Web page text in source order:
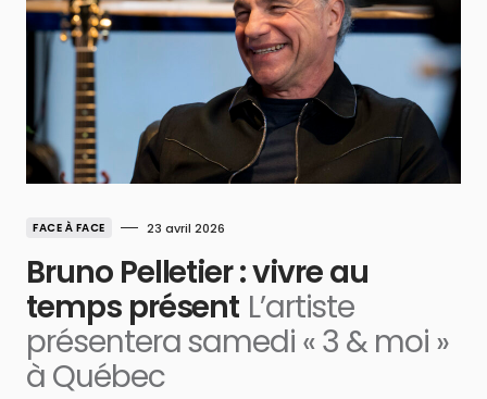
FACE À FACE 23 avril 2026
Bruno Pelletier : vivre au
temps présent L’artiste
présentera samedi « 3 & moi »
à Québec